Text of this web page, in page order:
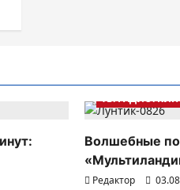
ТВ. РАДИО.
Волшебные
Редактор